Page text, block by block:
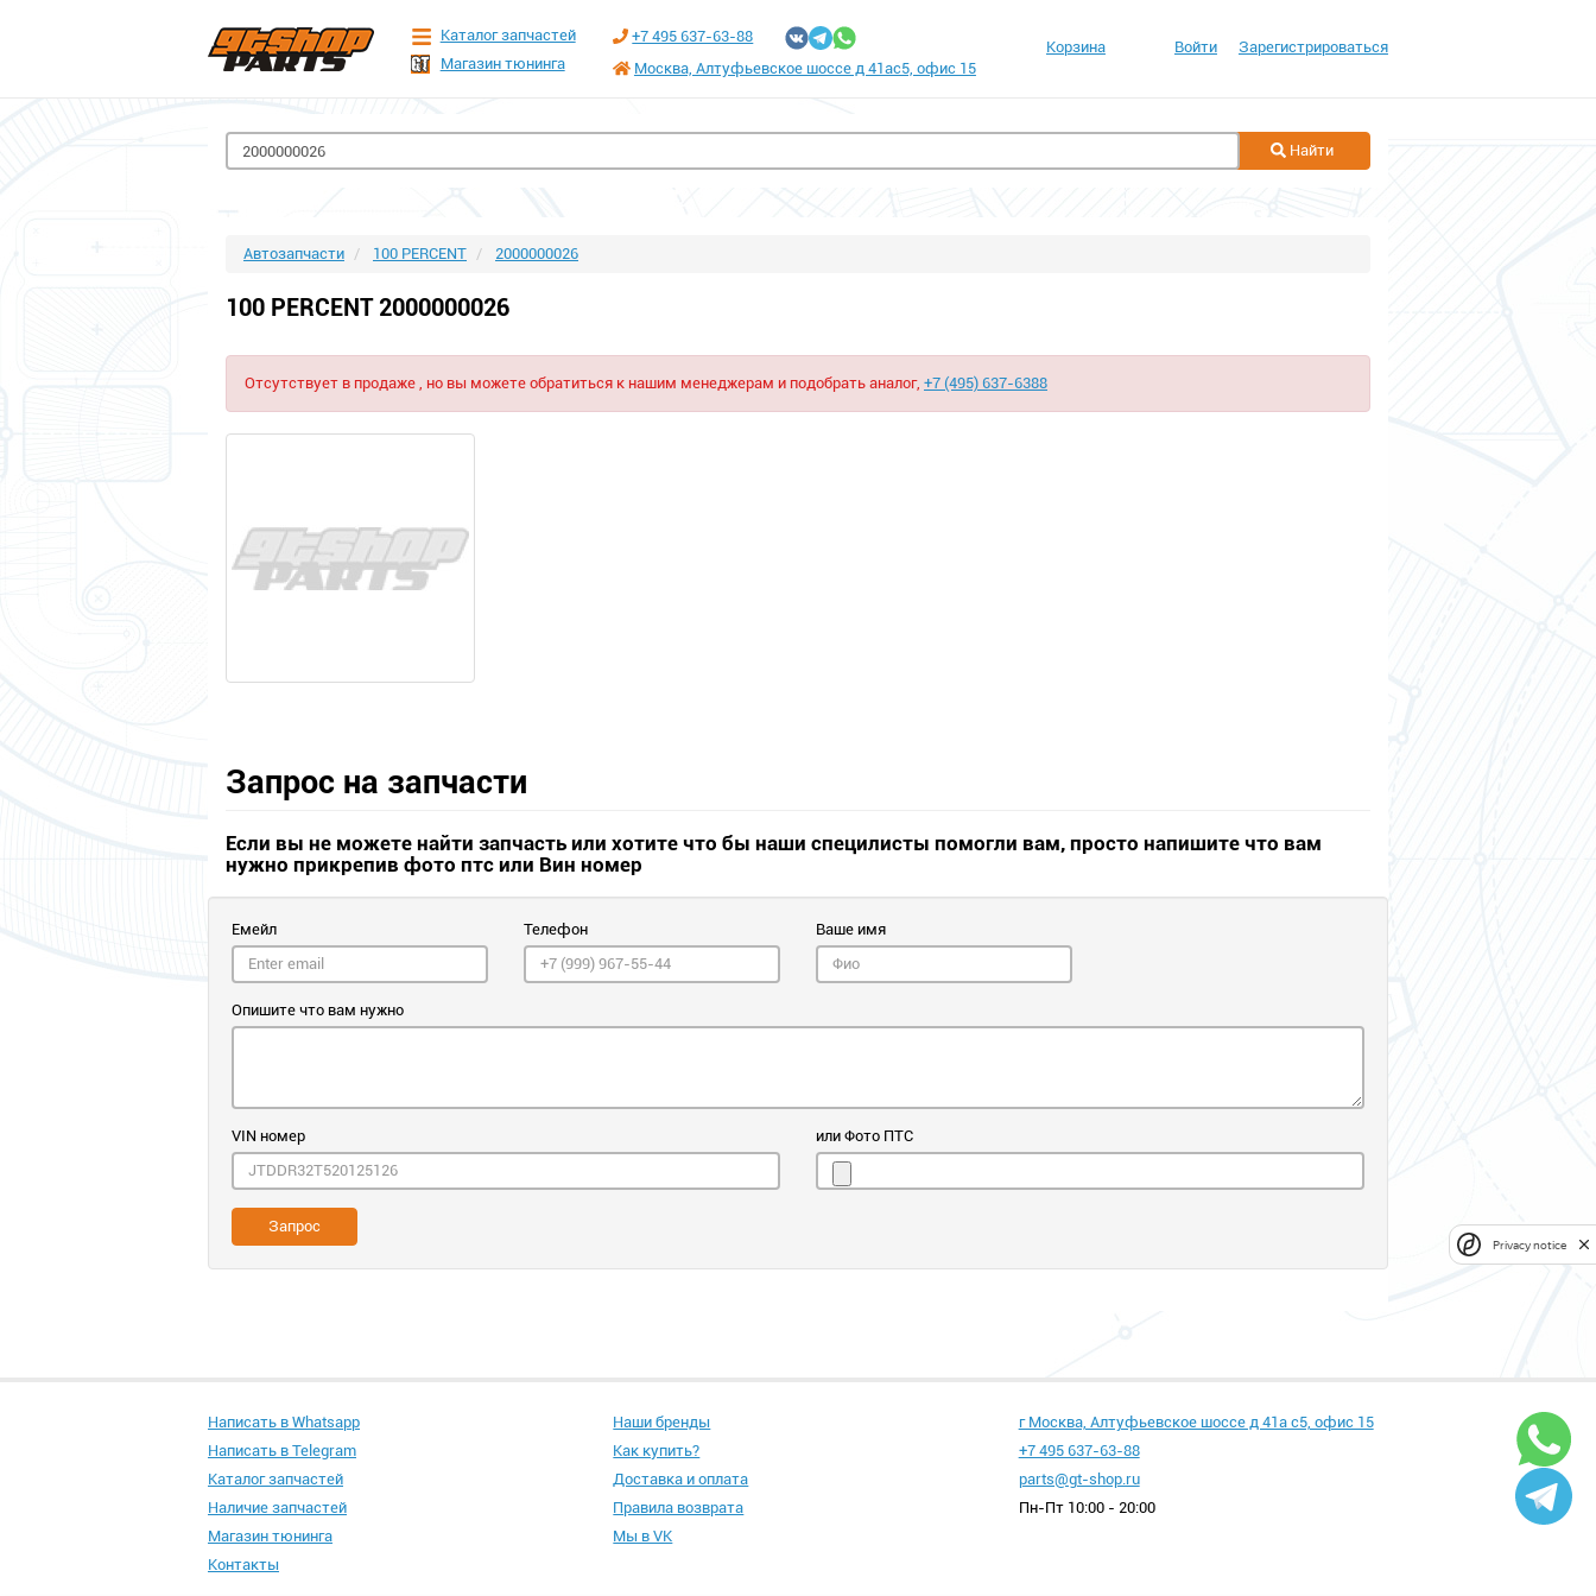
Каталог запчастей
Магазин тюнинга
+7 495 637-63-88
Москва, Алтуфьевское шоссе д 41ас5, офис 15
Корзина Войти Зарегистрироваться
Найти
Автозапчасти 100 PERCENT 2000000026
100 PERCENT 2000000026
Отсутствует в продаже , но вы можете обратиться к нашим менеджерам и подобрать аналог, +7 (495) 637-6388
Запрос на запчасти
Если вы не можете найти запчасть или хотите что бы наши специлисты помогли вам, просто напишите что вам
нужно прикрепив фото птс или Вин номер
Емейл Телефон Ваше имя
Опишите что вам нужно
VIN номер или Фото ПТС
Запрос
Написать в Whatsapp
Написать в Telegram
Каталог запчастей
Наличие запчастей
Магазин тюнинга
Контакты
Наши бренды
Как купить?
Доставка и оплата
Правила возврата
Мы в VK
г Москва, Алтуфьевское шоссе д 41а с5, офис 15
+7 495 637-63-88
parts@gt-shop.ru
Пн-Пт 10:00 - 20:00
Privacy notice